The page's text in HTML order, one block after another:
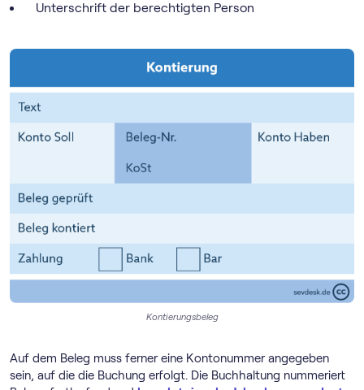
Unterschrift der berechtigten Person
Kontierungsbeleg
Auf dem Beleg muss ferner eine Kontonummer angegeben
sein, auf die die Buchung erfolgt. Die Buchhaltung nummeriert